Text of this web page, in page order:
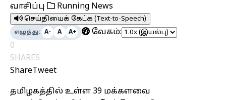
வாசிப்பு
Running News
செய்தியைக் கேட்க (Text-to-Speech)
எழுத்து: A- A A+
வேகம்:
0
SHARES
ShareTweet
தமிழகத்தில் உள்ள 39 மக்களவை